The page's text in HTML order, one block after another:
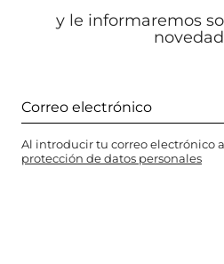
y le informaremos
Al introducir tu correo electrónico
protección de datos personales